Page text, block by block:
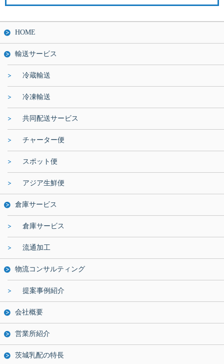
HOME
輸送サービス
冷蔵輸送
冷凍輸送
共同配送サービス
チャーター便
スポット便
アジア生鮮便
倉庫サービス
倉庫サービス
流通加工
物流コンサルティング
提案事例紹介
会社概要
営業所紹介
茨城乳配の特長